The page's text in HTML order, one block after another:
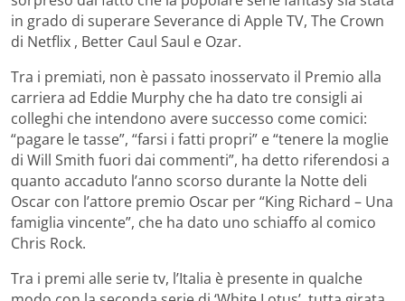
in grado di superare Severance di Apple TV, The Crown
di Netflix , Better Caul Saul e Ozar.
Tra i premiati, non è passato inosservato il Premio alla
carriera ad Eddie Murphy che ha dato tre consigli ai
colleghi che intendono avere successo come comici:
“pagare le tasse”, “farsi i fatti propri” e “tenere la moglie
di Will Smith fuori dai commenti”, ha detto riferendosi a
quanto accaduto l’anno scorso durante la Notte deli
Oscar con l’attore premio Oscar per “King Richard – Una
famiglia vincente”, che ha dato uno schiaffo al comico
Chris Rock.
Tra i premi alle serie tv, l’Italia è presente in qualche